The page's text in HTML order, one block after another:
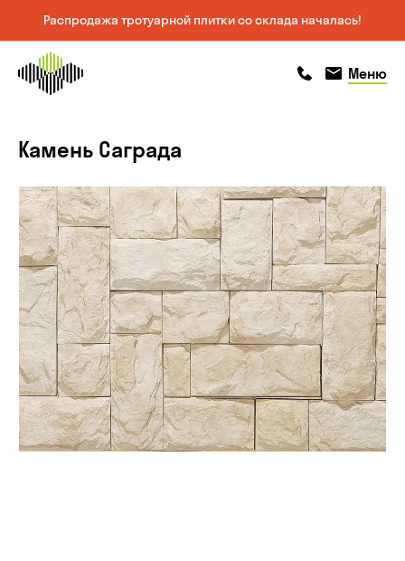
Распродажа тротуарной плитки со склада началась!
На главную
страницу
позвонить
позвонить
Меню
Камень Саграда